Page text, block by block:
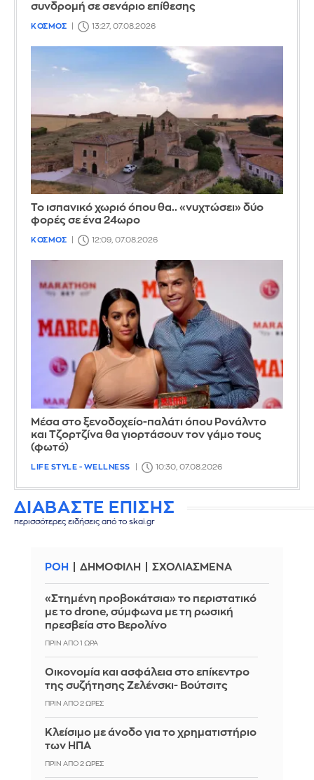
συνδρομή σε σενάριο επίθεσης
ΚΟΣΜΟΣ 13:27, 07.08.2026
Το ισπανικό χωριό όπου θα.. «νυχτώσει» δύο
φορές σε ένα 24ωρο
ΚΟΣΜΟΣ 12:09, 07.08.2026
Μέσα στο ξενοδοχείο-παλάτι όπου Ρονάλντο
και Τζορτζίνα θα γιορτάσουν τον γάμο τους
(φωτό)
LIFE STYLE - WELLNESS 10:30, 07.08.2026
ΔΙΑΒΑΣΤΕ ΕΠΙΣΗΣ
περισσότερες ειδήσεις από το skai.gr
ΡΟΗ ΔΗΜΟΦΙΛΗ ΣΧΟΛΙΑΣΜΕΝΑ
«Στημένη προβοκάτσια» το περιστατικό
με το drone, σύμφωνα με τη ρωσική
πρεσβεία στο Βερολίνο
ΠΡΙΝ ΑΠΌ 1 ΏΡΑ
Οικονομία και ασφάλεια στο επίκεντρο
της συζήτησης Ζελένσκι- Βούτσιτς
ΠΡΙΝ ΑΠΌ 2 ΏΡΕΣ
Κλείσιμο με άνοδο για το χρηματιστήριο
των ΗΠΑ
ΠΡΙΝ ΑΠΌ 2 ΏΡΕΣ